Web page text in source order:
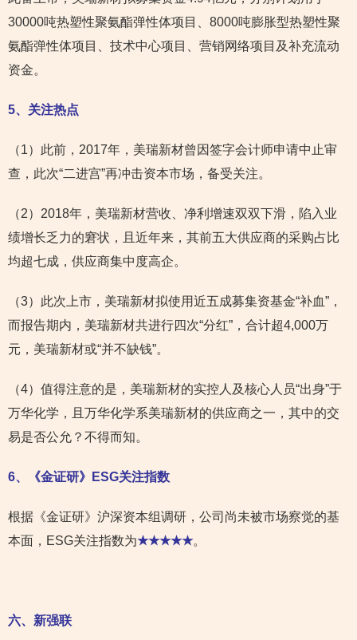
30000吨热塑性聚氨酯弹性体项目、8000吨膨胀型热塑性聚
氨酯弹性体项目、技术中心项目、营销网络项目及补充流动
资金。
5、关注热点
（1）此前，2017年，美瑞新材曾因签字会计师申请中止审
查，此次“二进宫”再冲击资本市场，备受关注。
（2）2018年，美瑞新材营收、净利增速双双下滑，陷入业
绩增长乏力的窘状，且近年来，其前五大供应商的采购占比
均超七成，供应商集中度高企。
（3）此次上市，美瑞新材拟使用近五成募集资基金“补血”，
而报告期内，美瑞新材共进行四次“分红”，合计超4,000万
元，美瑞新材或“并不缺钱”。
（4）值得注意的是，美瑞新材的实控人及核心人员“出身”于
万华化学，且万华化学系美瑞新材的供应商之一，其中的交
易是否公允？不得而知。
6、《金证研》ESG关注指数
根据《金证研》沪深资本组调研，公司尚未被市场察觉的基
本面，ESG关注指数为★★★★★。
六、新强联